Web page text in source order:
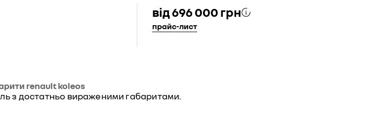
вiд 696 000 грн
прайс-лист
renault koleos
з достатньо вираженими габаритами.